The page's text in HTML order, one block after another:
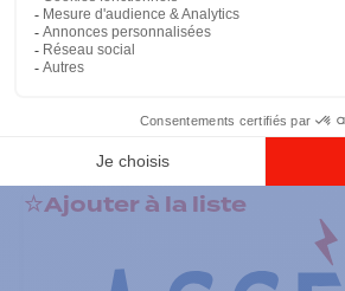
Accessoires général
RS-232 Programming
Ajouter à la liste